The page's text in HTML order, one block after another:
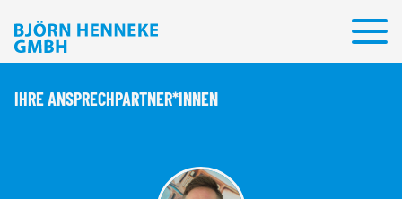
IHRE ANSPRECHPARTNER*INNEN